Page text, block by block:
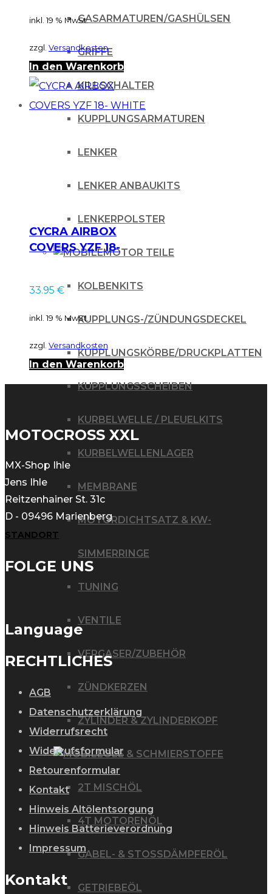
GASARMATUREN/GASHÜLSEN
GRIFFE
KILLSCHALTER
KUPPLUNGSARMATUREN
LENKER
LENKER ANBAUKITS
LENKERPOLSTER
MOTOR TEILE
KOLBENKITS
KUPPLUNGS-/ZÜNDUNGSDECKEL
KUPPLUNGSKÖRBE/DRUCKPLATTEN
KUPPLUNGSSCHEIBEN
KURBELWELLE / PLEUELKITS
KURBELWELLENLAGER
MEMBRANE
MOTORDICHTSATZ & KW-
SIMMERRINGE
TUNING
VENTILE
VERGASER/ZUBEHÖR
ZÜNDKERZEN
ZYLINDER & ZYLINDERKOPF
ÖLE & SCHMIERSTOFFE
2T MISCHÖL
4T MOTORENÖL
GABEL- & STOSSDÄMPFERÖL
GETRIEBEÖL
inkl. 19 % MwSt.
zzgl. Versandkosten
In den Warenkorb
CYCRA AIRBOX
COVERS YZF 18-
33.95 €
inkl. 19 % MwSt.
zzgl. Versandkosten
In den Warenkorb
MOTOCROSS XXL
MX-Shop Ihle
Jens Ihle
Reitzenhainer St. 31c
D - 09496 Marienberg
STANDORT
FOLGE UNS
Language
RECHTLICHES
AGB
Datenschutzerklärung
Widerrufsrecht
Widerrufsformular
Retourenformular
Kontakt
Hinweis Altölentsorgung
Hinweis Batterieverordnung
Impressum
Kontakt